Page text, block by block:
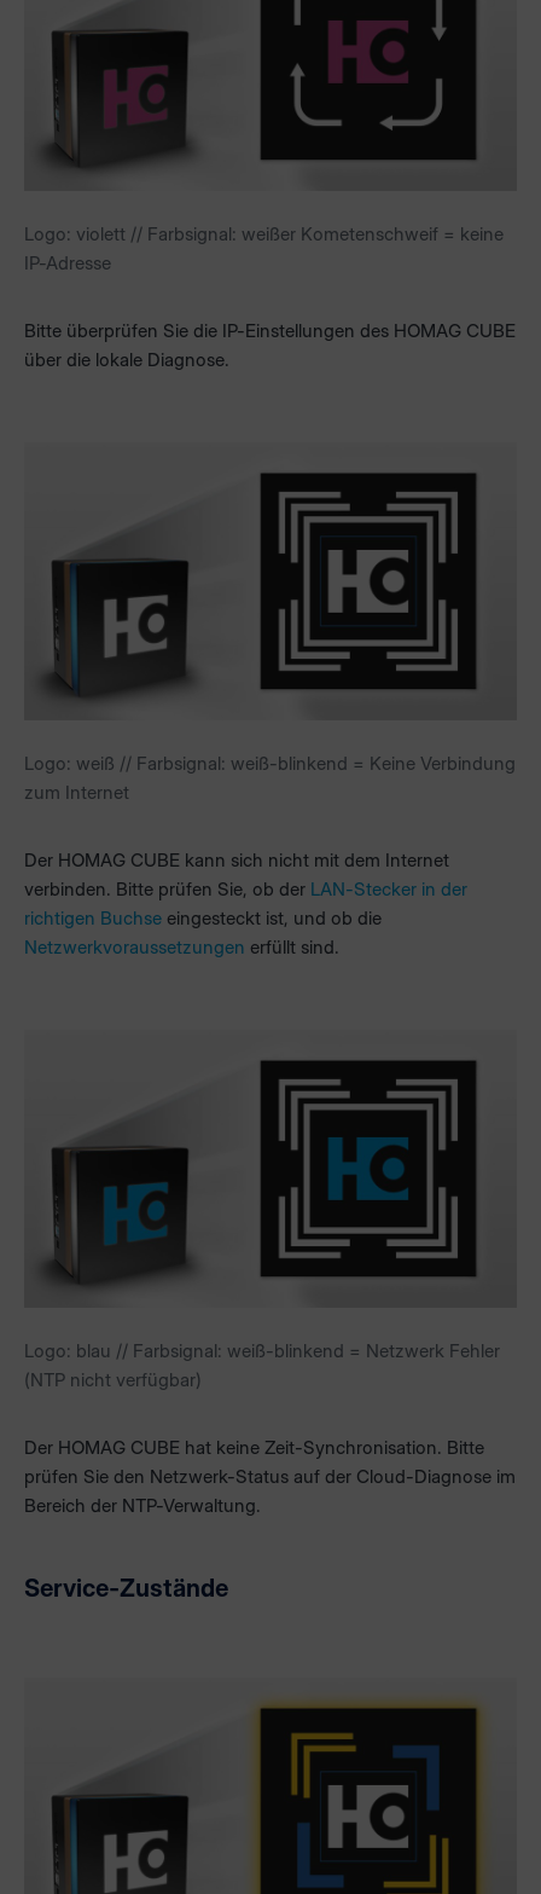
Logo: violett // Farbsignal: weißer Kometenschweif = keine
IP-Adresse
Bitte überprüfen Sie die IP-Einstellungen des HOMAG CUBE
über die lokale Diagnose.
Logo: weiß // Farbsignal: weiß-blinkend = Keine Verbindung
zum Internet
Der HOMAG CUBE kann sich nicht mit dem Internet
verbinden. Bitte prüfen Sie, ob der LAN-Stecker in der
richtigen Buchse eingesteckt ist, und ob die
Netzwerkvoraussetzungen erfüllt sind.
Logo: blau // Farbsignal: weiß-blinkend = Netzwerk Fehler
(NTP nicht verfügbar)
Der HOMAG CUBE hat keine Zeit-Synchronisation. Bitte
prüfen Sie den Netzwerk-Status auf der Cloud-Diagnose im
Bereich der NTP-Verwaltung.
Service-Zustände